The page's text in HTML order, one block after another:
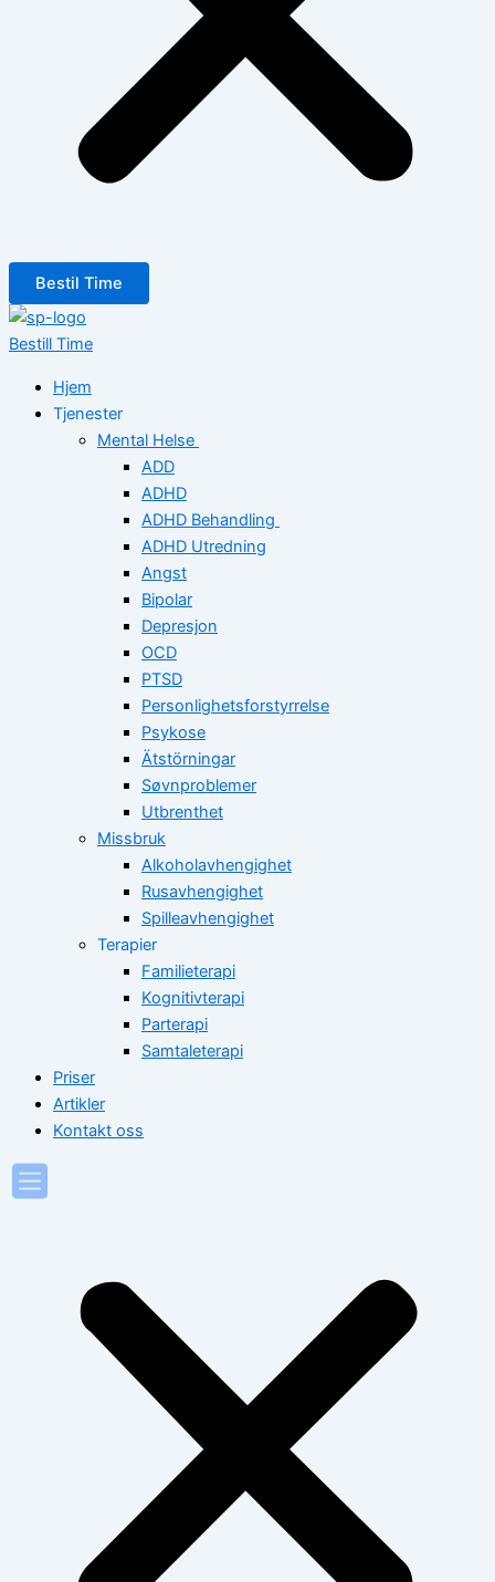
Bestil Time
Bestill Time
Hjem
Tjenester
Mental Helse
ADD
ADHD
ADHD Behandling
ADHD Utredning
Angst
Bipolar
Depresjon
OCD
PTSD
Personlighetsforstyrrelse
Psykose
Ätstörningar
Søvnproblemer
Utbrenthet
Missbruk
Alkoholavhengighet
Rusavhengighet
Spilleavhengighet
Terapier
Familieterapi
Kognitivterapi
Parterapi
Samtaleterapi
Priser
Artikler
Kontakt oss